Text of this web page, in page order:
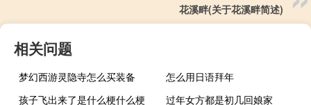
花溪畔(关于花溪畔简述)
相关问题
梦幻西游灵隐寺怎么买装备
怎么用日语拜年
孩子飞出来了是什么梗什么梗
过年女方都是初几回娘家